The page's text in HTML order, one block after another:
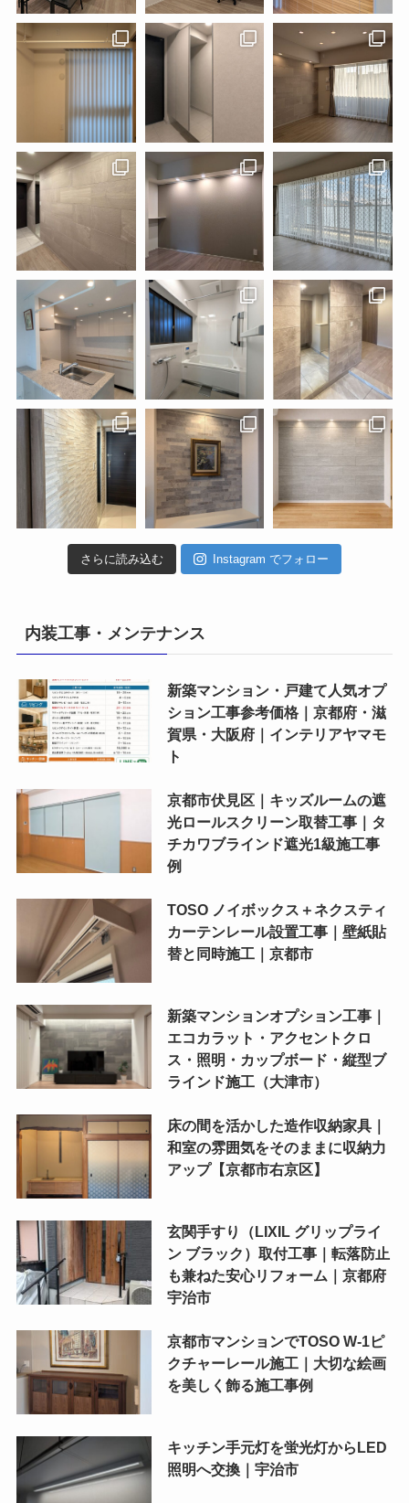
さらに読み込む Instagram でフォロー
内装工事・メンテナンス
新築マンション・戸建て人気オプ
ション工事参考価格｜京都府・滋
賀県・大阪府｜インテリアヤマモ
ト
京都市伏見区｜キッズルームの遮
光ロールスクリーン取替工事｜タ
チカワブラインド遮光1級施工事
例
TOSO ノイボックス＋ネクスティ
カーテンレール設置工事｜壁紙貼
替と同時施工｜京都市
新築マンションオプション工事｜
エコカラット・アクセントクロ
ス・照明・カップボード・縦型ブ
ラインド施工（大津市）
床の間を活かした造作収納家具｜
和室の雰囲気をそのままに収納力
アップ【京都市右京区】
玄関手すり（LIXIL グリップライ
ン ブラック）取付工事｜転落防止
も兼ねた安心リフォーム｜京都府
宇治市
京都市マンションでTOSO W-1ピ
クチャーレール施工｜大切な絵画
を美しく飾る施工事例
キッチン手元灯を蛍光灯からLED
照明へ交換｜宇治市